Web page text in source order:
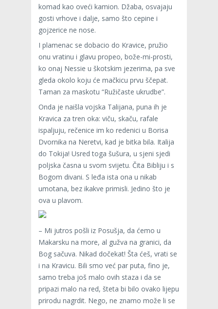
komad kao oveći kamion. Džaba, osvajaju
gosti vrhove i dalje, samo što cepine i
gojzerice ne nose.
I plamenac se dobacio do Kravice, pružio
onu vratinu i glavu propeo, bože-mi-prosti,
ko onaj Nessie u škotskim jezerima, pa sve
gleda okolo koju će mačkicu prvu ščepat.
Taman za maskotu “Ružičaste ukrudbe”.
Onda je naišla vojska Talijana, puna ih je
Kravica za tren oka: viču, skaču, rafale
ispaljuju, rečenice im ko redenici u Borisa
Dvornika na Neretvi, kad je bitka bila. Italija
do Tokija! Usred toga šušura, u sjeni sjedi
poljska časna u svom svijetu. Čita Bibliju i s
Bogom divani. S leđa ista ona u nikab
umotana, bez ikakve primisli. Jedino što je
ova u plavom.
– Mi jutros pošli iz Posušja, da ćemo u
Makarsku na more, al gužva na granici, da
Bog sačuva. Nikad dočekat! Šta ćeš, vrati se
i na Kravicu. Bili smo već par puta, fino je,
samo treba još malo ovih staza i da se
pripazi malo na red, šteta bi bilo ovako lijepu
prirodu nagrdit. Nego, ne znamo može li se